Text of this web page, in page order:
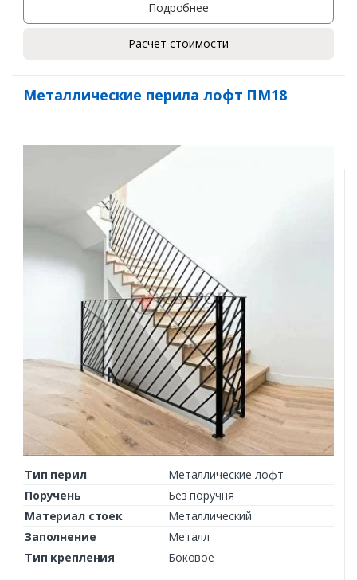
Подробнее
Расчет стоимости
Металлические перила лофт ПМ18
Тип перил
Металлические лофт
Поручень
Без поручня
Материал стоек
Металлический
Заполнение
Металл
Тип крепления
Боковое